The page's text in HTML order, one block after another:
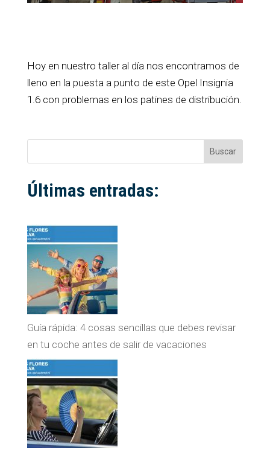
Hoy en nuestro taller al día nos encontramos de
lleno en la puesta a punto de este Opel Insignia
1.6 con problemas en los patines de distribución.
Buscar
Últimas entradas:
Guía rápida: 4 cosas sencillas que debes revisar
en tu coche antes de salir de vacaciones